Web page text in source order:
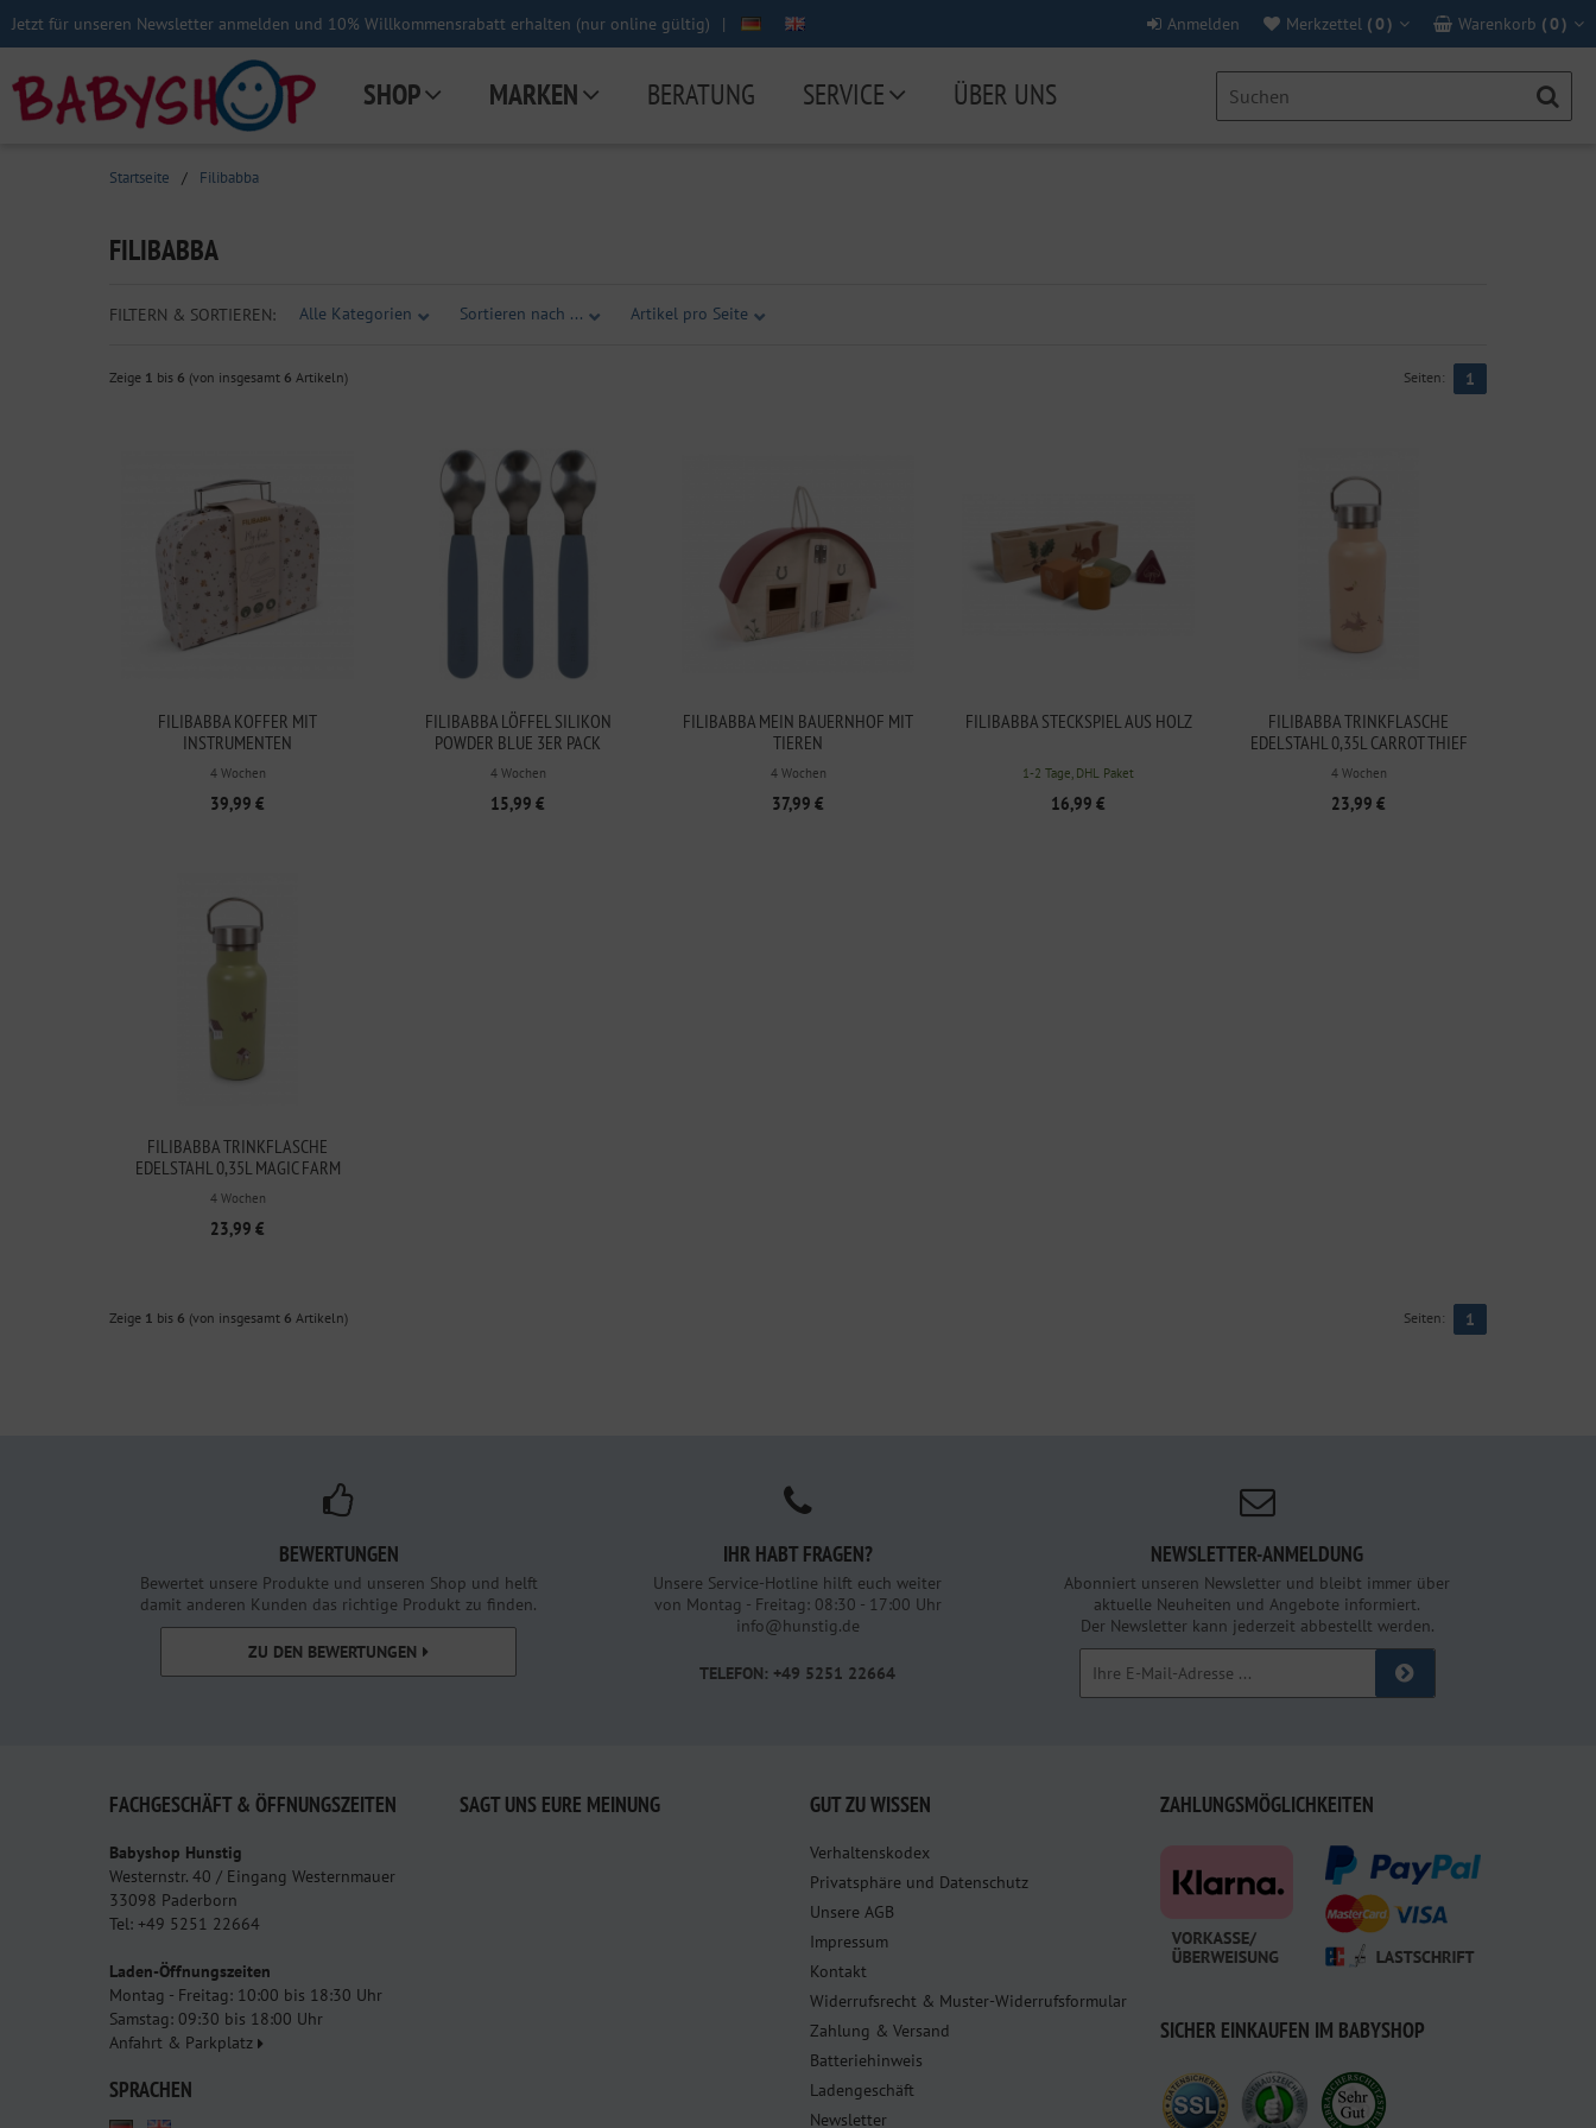
Jetzt für unseren Newsletter anmelden und 10% Willkommensrabatt erhalten (nur online gültig) | Warenkorb (0 )
Merkzettel (0 )
Anmelden
SHOP MARKEN BERATUNG SERVICE ÜBER UNS
Startseite / Filibabba
FILIBABBA
FILTERN & SORTIEREN: Alle Kategorien Sortieren nach ... Artikel pro Seite
Zeige 1 bis 6 (von insgesamt 6 Artikeln) Seiten: 1
FILIBABBA KOFFER MIT
INSTRUMENTEN
4 Wochen
39,99 €
FILIBABBA LÖFFEL SILIKON
POWDER BLUE 3ER PACK
4 Wochen
15,99 €
FILIBABBA MEIN BAUERNHOF MIT
TIEREN
4 Wochen
37,99 €
FILIBABBA STECKSPIEL AUS HOLZ
1-2 Tage, DHL Paket
16,99 €
FILIBABBA TRINKFLASCHE
EDELSTAHL 0,35L CARROT THIEF
4 Wochen
23,99 €
FILIBABBA TRINKFLASCHE
EDELSTAHL 0,35L MAGIC FARM
4 Wochen
23,99 €
Zeige 1 bis 6 (von insgesamt 6 Artikeln) Seiten: 1
BEWERTUNGEN
Bewertet unsere Produkte und unseren Shop und helft
damit anderen Kunden das richtige Produkt zu finden.
ZU DEN BEWERTUNGEN
IHR HABT FRAGEN?
Unsere Service-Hotline hilft euch weiter
von Montag - Freitag: 08:30 - 17:00 Uhr
info@hunstig.de
TELEFON: +49 5251 22664
NEWSLETTER-ANMELDUNG
Abonniert unseren Newsletter und bleibt immer über
aktuelle Neuheiten und Angebote informiert.
Der Newsletter kann jederzeit abbestellt werden.
FACHGESCHÄFT & ÖFFNUNGSZEITEN
Babyshop Hunstig
Westernstr. 40 / Eingang Westernmauer
33098 Paderborn
Tel: +49 5251 22664
Laden-Öffnungszeiten
Montag - Freitag: 10:00 bis 18:30 Uhr
Samstag: 09:30 bis 18:00 Uhr
Anfahrt & Parkplatz
SPRACHEN
SAGT UNS EURE MEINUNG GUT ZU WISSEN
Verhaltenskodex
Privatsphäre und Datenschutz
Unsere AGB
Impressum
Kontakt
Widerrufsrecht & Muster-Widerrufsformular
Zahlung & Versand
Batteriehinweis
Ladengeschäft
Newsletter
ZAHLUNGSMÖGLICHKEITEN
SICHER EINKAUFEN IM BABYSHOP